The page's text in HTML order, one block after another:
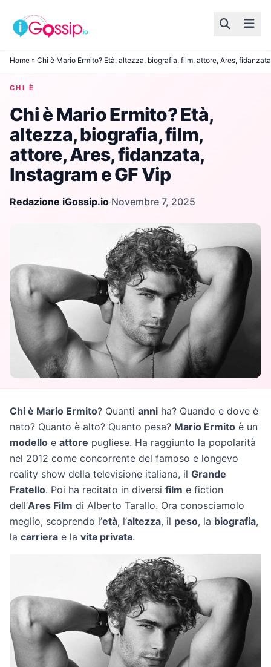
Skip to content
Home » Chi è Mario Ermito? Età, altezza, biografia, film, attore, Ares,
CHI È
Chi è Mario Ermito? Età,
altezza, biografia, film,
attore, Ares, fidanzata,
Instagram e GF Vip
Redazione iGossip.io·Novembre 7, 2025
Chi è Mario Ermito? Quanti anni ha? Quando e dove è
nato? Quanto è alto? Quanto pesa? Mario Ermito è un
modello e attore pugliese. Ha raggiunto la popolarità
nel 2012 come concorrente del famoso e longevo
reality show della televisione italiana, il Grande
Fratello. Poi ha recitato in diversi film e fiction
dell’Ares Film di Alberto Tarallo. Ora conosciamolo
meglio, scoprendo l’età, l’altezza, il peso, la biografia,
la carriera e la vita privata.